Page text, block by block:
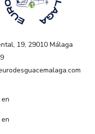
19, 29010 Málaga